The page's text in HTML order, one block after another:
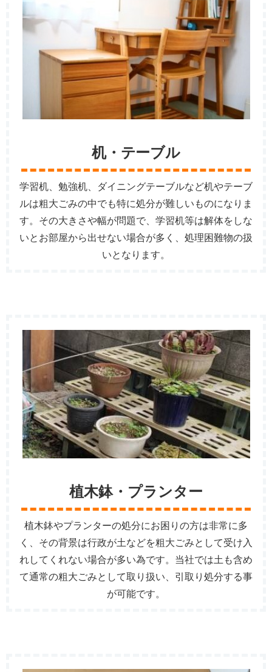
机・テーブル
学習机、勉強机、ダイニングテーブルなど机やテーブ
ルは粗大ごみの中でも特に処分が難しいものになりま
す。その大きさや幅が問題で、学習机等は解体をしな
いとお部屋から出せない場合が多く、処理困難物の扱
いとなります。
植木鉢・プランター
植木鉢やプランターの処分にお困りの方は非常に多
く、その背景は行政が土などを粗大ごみとして受け入
れしてくれない場合が多い為です。当社では土も含め
て通常の粗大ごみとして取り扱い、引取り処分する事
が可能です。